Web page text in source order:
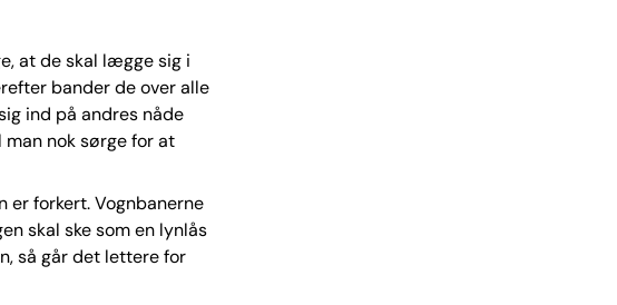
at de skal lægge sig i
bander de over alle
ind på andres nåde
nok sørge for at
er forkert. Vognbanerne
skal ske som en lynlås
så går det lettere for